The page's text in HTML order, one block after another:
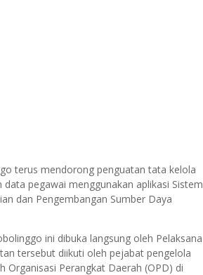
terus mendorong penguatan tata kelola
pegawai menggunakan aplikasi Sistem
dan Pengembangan Sumber Daya
ini dibuka langsung oleh Pelaksana
tersebut diikuti oleh pejabat pengelola
Organisasi Perangkat Daerah (OPD) di